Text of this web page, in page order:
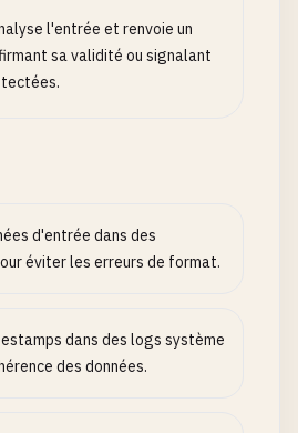
l'entrée et renvoie un
sa validité ou signalant
d'entrée dans des
éviter les erreurs de format.
dans des logs système
des données.